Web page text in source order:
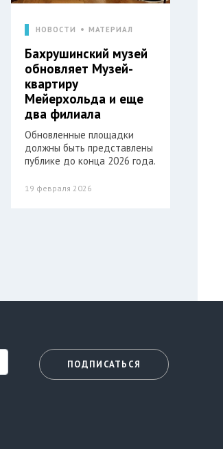
НОВОСТИ МАТЕРИАЛ
Бахрушинский музей
обновляет Музей-
квартиру
Мейерхольда и еще
два филиала
Обновленные площадки
должны быть представлены
публике до конца 2026 года.
19 февраля 2026
ПОДПИСАТЬСЯ